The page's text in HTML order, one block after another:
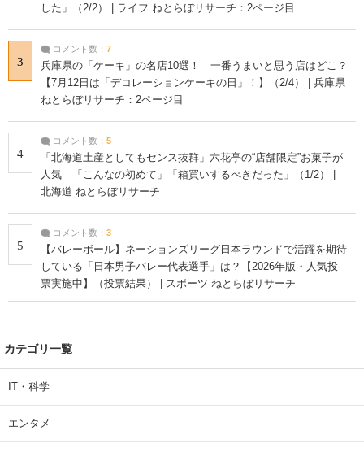
した」（2/2） | ライフ ねとらぼリサーチ：2ページ目
3
コメント数： 7
兵庫県の「ケーキ」の名店10選！ 一番うまいと思う店はどこ？
【7月12日は「デコレーションケーキの日」！】（2/4） | 兵庫県
ねとらぼリサーチ：2ページ目
4
コメント数： 5
「北海道土産としてもセンス抜群」六花亭の“店舗限定”お菓子が
人気 「こんなの初めて」「箱買いするべきだった」（1/2） |
北海道 ねとらぼリサーチ
5
コメント数： 3
【バレーボール】ネーションズリーグ日本ラウンドで活躍を期待
している「日本男子バレー代表選手」は？【2026年版・人気投
票実施中】（投票結果） | スポーツ ねとらぼリサーチ
カテゴリ一覧
IT・科学
エンタメ